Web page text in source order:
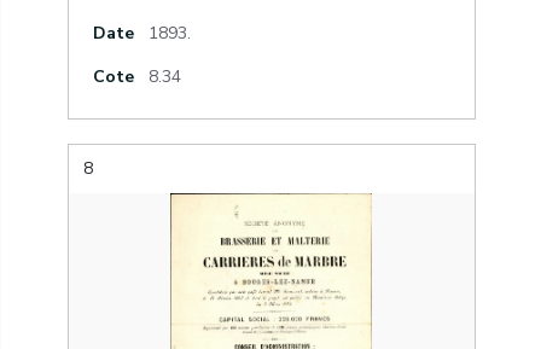
Date
1893.
Cote
8.34
8